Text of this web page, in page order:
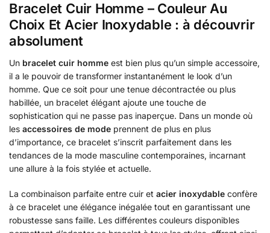
Bracelet Cuir Homme – Couleur Au
Choix Et Acier Inoxydable : à découvrir
absolument
Un bracelet cuir homme est bien plus qu’un simple accessoire,
il a le pouvoir de transformer instantanément le look d’un
homme. Que ce soit pour une tenue décontractée ou plus
habillée, un bracelet élégant ajoute une touche de
sophistication qui ne passe pas inaperçue. Dans un monde où
les accessoires de mode prennent de plus en plus
d’importance, ce bracelet s’inscrit parfaitement dans les
tendances de la mode masculine contemporaines, incarnant
une allure à la fois stylée et actuelle.
La combinaison parfaite entre cuir et acier inoxydable confère
à ce bracelet une élégance inégalée tout en garantissant une
robustesse sans faille. Les différentes couleurs disponibles